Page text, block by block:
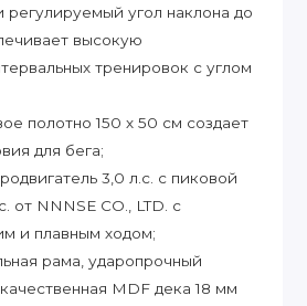
регулируемый угол наклона до
высокую
тренировок с углом
полотно 150 х 50 см создает
для бега;
3,0 л.с. с пиковой
от NNNSE CO., LTD. с
и плавным ходом;
рама, ударопрочный
MDF дека 18 мм